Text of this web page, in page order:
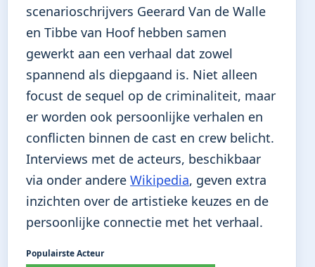
scenarioschrijvers Geerard Van de Walle
en Tibbe van Hoof hebben samen
gewerkt aan een verhaal dat zowel
spannend als diepgaand is. Niet alleen
focust de sequel op de criminaliteit, maar
er worden ook persoonlijke verhalen en
conflicten binnen de cast en crew belicht.
Interviews met de acteurs, beschikbaar
via onder andere Wikipedia, geven extra
inzichten over de artistieke keuzes en de
persoonlijke connectie met het verhaal.
Populairste Acteur